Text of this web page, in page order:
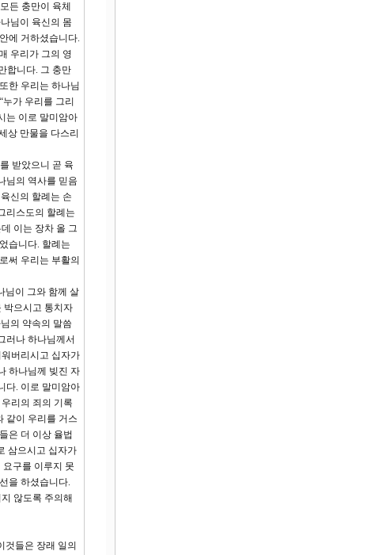
든 충만이 육체
님이 육신의 몸
에 거하셨습니다.
우리가 그의 영
합니다. 그 충만
한 우리는 하나님
가 우리를 그리
는 이로 말미암아
상 만물을 다스리
받았으니 곧 육
님의 역사를 믿음
신의 할례는 손
리스도의 할례는
이는 장차 올 그
습니다. 할례는
써 우리는 부활의
님이 그와 함께 살
박으시고 통치자
의 약속의 말씀
러나 하나님께서
버리시고 십자가
하나님께 빚진 자
다. 이로 말미암아
리의 죄의 기록
같이 우리를 거스
은 더 이상 율법
삼으시고 십자가
구를 이루지 못
을 하셨습니다.
않도록 주의해
것들은 장래 일의